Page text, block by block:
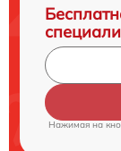
Нажимая на